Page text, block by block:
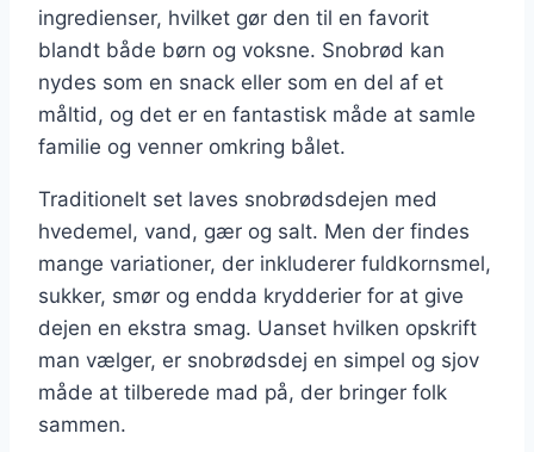
ingredienser, hvilket gør den til en favorit
blandt både børn og voksne. Snobrød kan
nydes som en snack eller som en del af et
måltid, og det er en fantastisk måde at samle
familie og venner omkring bålet.
Traditionelt set laves snobrødsdejen med
hvedemel, vand, gær og salt. Men der findes
mange variationer, der inkluderer fuldkornsmel,
sukker, smør og endda krydderier for at give
dejen en ekstra smag. Uanset hvilken opskrift
man vælger, er snobrødsdej en simpel og sjov
måde at tilberede mad på, der bringer folk
sammen.